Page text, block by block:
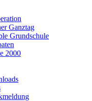
Ganztag
Grundschule
2000